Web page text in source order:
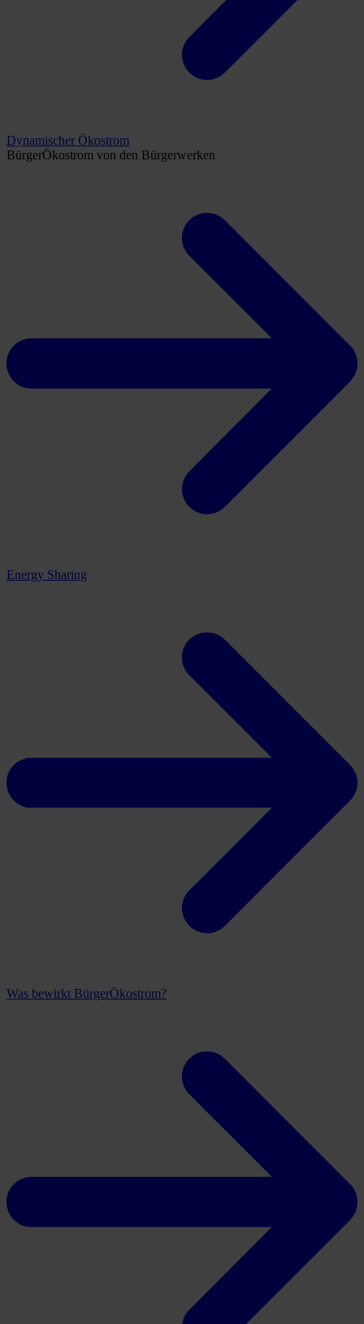
Dynamischer Ökostrom
BürgerÖkostrom von den Bürgerwerken
Energy Sharing
Was bewirkt BürgerÖkostrom?